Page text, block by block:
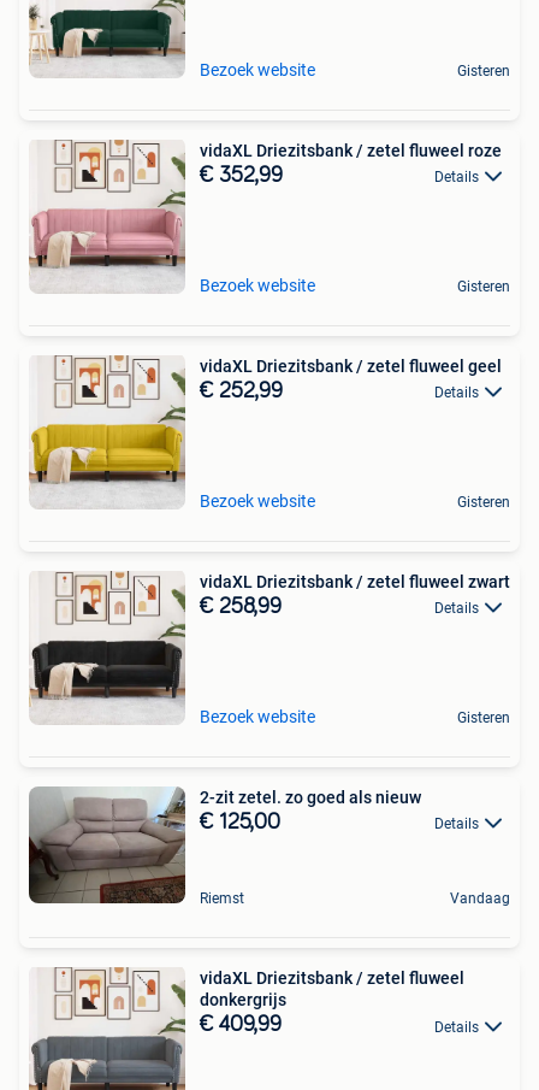
Bezoek website Gisteren
vidaXL Driezitsbank / zetel fluweel roze
€ 352,99 Details
Bezoek website Gisteren
vidaXL Driezitsbank / zetel fluweel geel
€ 252,99 Details
Bezoek website Gisteren
vidaXL Driezitsbank / zetel fluweel zwart
€ 258,99 Details
Bezoek website Gisteren
2-zit zetel. zo goed als nieuw
€ 125,00 Details
Riemst Vandaag
vidaXL Driezitsbank / zetel fluweel
donkergrijs
€ 409,99 Details